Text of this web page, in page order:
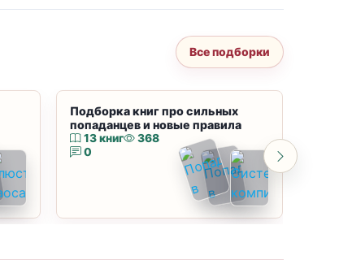
Все подборки
Подборка книг про сильных
попаданцев и новые правила
13 книг
368
0